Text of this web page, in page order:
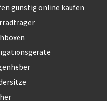
günstig online kaufen